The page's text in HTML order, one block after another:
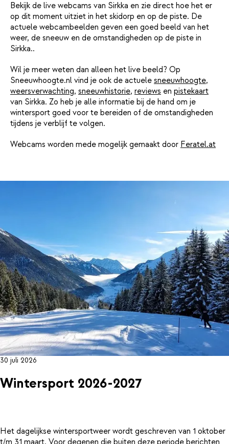
Bekijk de live webcams van Sirkka en zie direct hoe het er
op dit moment uitziet in het skidorp en op de piste. De
actuele webcambeelden geven een goed beeld van het
weer, de sneeuw en de omstandigheden op de piste in
Sirkka..
Wil je meer weten dan alleen het live beeld? Op
Sneeuwhoogte.nl vind je ook de actuele sneeuwhoogte,
weersverwachting, sneeuwhistorie, reviews en pistekaart
van Sirkka. Zo heb je alle informatie bij de hand om je
wintersport goed voor te bereiden of de omstandigheden
tijdens je verblijf te volgen.
Webcams worden mede mogelijk gemaakt door Feratel.at
30 juli 2026
Wintersport 2026-2027
Het dagelijkse wintersportweer wordt geschreven van 1 oktober